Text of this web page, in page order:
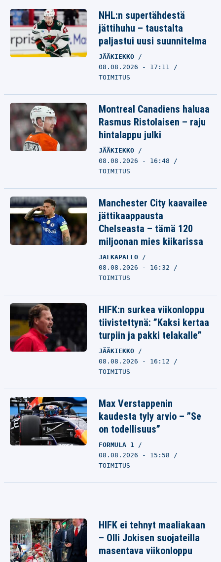
NHL:n supertähdestä
jättihuhu – taustalta
paljastui uusi suunnitelma
JÄÄKIEKKO
08.08.2026 - 17:11
TOIMITUS
Montreal Canadiens haluaa
Rasmus Ristolaisen – raju
hintalappu julki
JÄÄKIEKKO
08.08.2026 - 16:48
TOIMITUS
Manchester City kaavailee
jättikaappausta
Chelseasta – tämä 120
miljoonan mies kiikarissa
JALKAPALLO
08.08.2026 - 16:32
TOIMITUS
HIFK:n surkea viikonloppu
tiivistettynä: ”Kaksi kertaa
turpiin ja pakki telakalle”
JÄÄKIEKKO
08.08.2026 - 16:12
TOIMITUS
Max Verstappenin
kaudesta tyly arvio – ”Se
on todellisuus”
FORMULA 1
08.08.2026 - 15:58
TOIMITUS
HIFK ei tehnyt maaliakaan
– Olli Jokisen suojateilla
masentava viikonloppu